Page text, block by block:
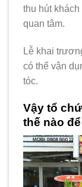
thu hút
quan tâm.
Lễ khai
có thể vận
tóc.
Vậy tổ
thế nào